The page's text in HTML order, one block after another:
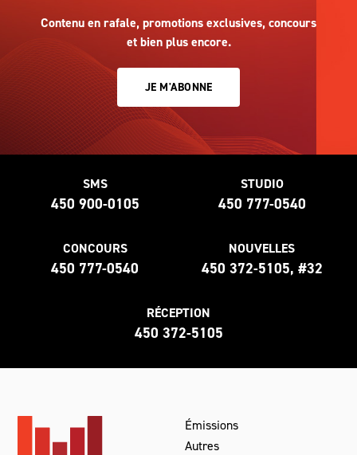
Contenu en rafale, promotions exclusives, concours
et bien plus encore.
JE M'ABONNE
SMS
450 900-0105
STUDIO
450 777-0540
CONCOURS
450 777-0540
NOUVELLES
450 372-5105, #32
RÉCEPTION
450 372-5105
Émissions
Autres